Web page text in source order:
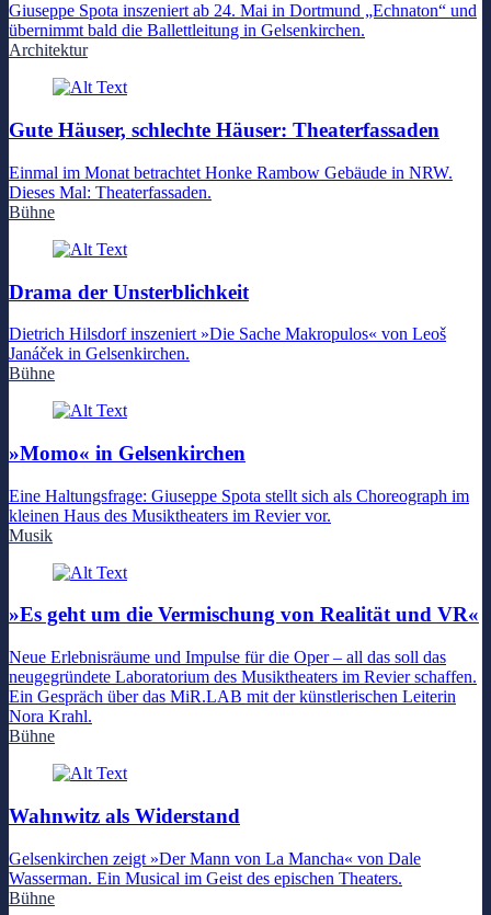
Giuseppe Spota inszeniert ab 24. Mai in Dortmund „Echnaton“ und
übernimmt bald die Ballettleitung in Gelsenkirchen.
Architektur
Gute Häuser, schlechte Häuser: Theaterfassaden
Einmal im Monat betrachtet Honke Rambow Gebäude in NRW.
Dieses Mal: Theaterfassaden.
Bühne
Drama der Unsterblichkeit
Dietrich Hilsdorf inszeniert »Die Sache Makropulos« von Leoš
Janáček in Gelsenkirchen.
Bühne
»Momo« in Gelsenkirchen
Eine Haltungsfrage: Giuseppe Spota stellt sich als Choreograph im
kleinen Haus des Musiktheaters im Revier vor.
Musik
»Es geht um die Vermischung von Realität und VR«
Neue Erlebnisräume und Impulse für die Oper – all das soll das
neugegründete Laboratorium des Musiktheaters im Revier schaffen.
Ein Gespräch über das MiR.LAB mit der künstlerischen Leiterin
Nora Krahl.
Bühne
Wahnwitz als Widerstand
Gelsenkirchen zeigt »Der Mann von La Mancha« von Dale
Wasserman. Ein Musical im Geist des epischen Theaters.
Bühne